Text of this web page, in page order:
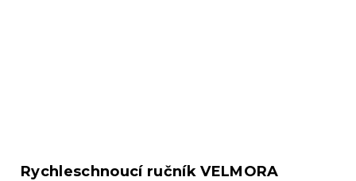
Rychleschnoucí ručník VELMORA